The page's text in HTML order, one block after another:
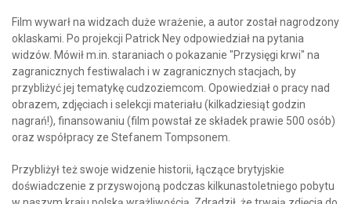
Film wywarł na widzach duże wrażenie, a autor został nagrodzony
oklaskami. Po projekcji Patrick Ney odpowiedział na pytania
widzów. Mówił m.in. staraniach o pokazanie "Przysięgi krwi" na
zagranicznych festiwalach i w zagranicznych stacjach, by
przybliżyć jej tematykę cudzoziemcom. Opowiedział o pracy nad
obrazem, zdjęciach i selekcji materiału (kilkadziesiąt godzin
nagrań!), finansowaniu (film powstał ze składek prawie 500 osób)
oraz współpracy ze Stefanem Tompsonem.
Przybliżył też swoje widzenie historii, łączące brytyjskie
doświadczenie z przyswojoną podczas kilkunastoletniego pobytu